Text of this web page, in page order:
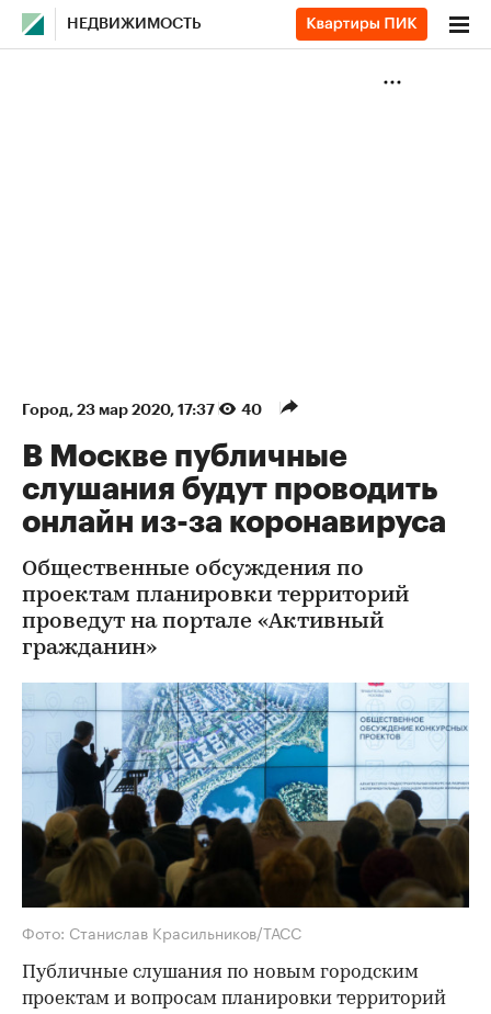
НЕДВИЖИМОСТЬ
Город⁠, 23 мар 2020, 17:37 40
В Москве публичные
слушания будут проводить
онлайн из-за коронавируса
Общественные обсуждения по
проектам планировки территорий
проведут на портале «Активный
гражданин»
Фото: Станислав Красильников/ТАСС
Публичные слушания по новым городским
проектам и вопросам планировки территорий